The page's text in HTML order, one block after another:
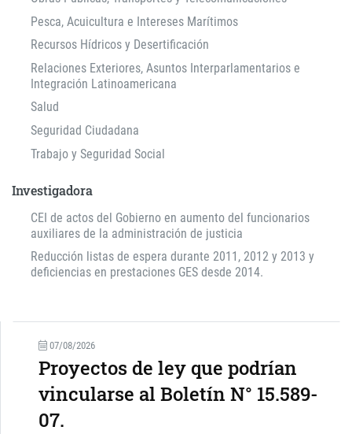
Pesca, Acuicultura e Intereses Marítimos
Recursos Hídricos y Desertificación
Relaciones Exteriores, Asuntos Interparlamentarios e
Integración Latinoamericana
Salud
Seguridad Ciudadana
Trabajo y Seguridad Social
Investigadora
CEI de actos del Gobierno en aumento del funcionarios
auxiliares de la administración de justicia
Reducción listas de espera durante 2011, 2012 y 2013 y
deficiencias en prestaciones GES desde 2014.
07/08/2026
Proyectos de ley que podrían
vincularse al Boletín N° 15.589-
07.